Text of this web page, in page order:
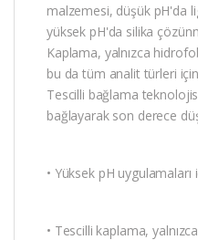
malzemesi, düşük pH'da
yüksek pH'da silika
Kaplama, yalnızca
bu da tüm analit türleri
Tescilli bağlama
bağlayarak son derece
• Yüksek pH
• Tescilli kaplama,